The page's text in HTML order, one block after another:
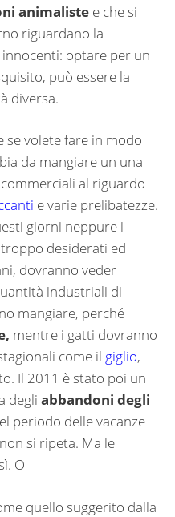
animaliste e che si
riguardano la
optare per un
può essere la
diversa.
volete fare in modo
da mangiare un una
al riguardo
e varie prelibatezze.
giorni neppure i
desiderati ed
dovranno veder
industriali di
mangiare, perché
mentre i gatti dovranno
come il giglio,
Il 2011 è stato poi un
degli abbandoni degli
periodo delle vacanze
si ripeta. Ma le
O
quello suggerito dalla